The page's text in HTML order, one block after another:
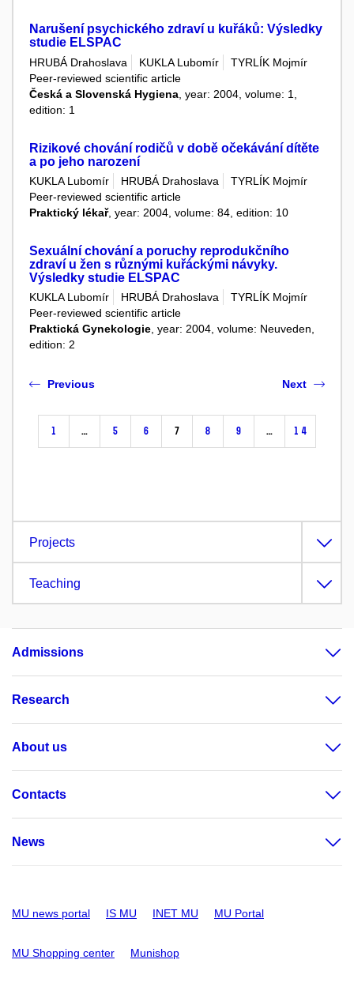
Narušení psychického zdraví u kuřáků: Výsledky
studie ELSPAC
HRUBÁ Drahoslava KUKLA Lubomír
TYRLÍK Mojmír
Peer-reviewed scientific article
Česká a Slovenská Hygiena , year: 2004, volume: 1,
edition: 1
Rizikové chování rodičů v době očekávání dítěte
a po jeho narození
KUKLA Lubomír HRUBÁ Drahoslava
TYRLÍK Mojmír
Peer-reviewed scientific article
Praktický lékař, year: 2004, volume: 84, edition: 10
Sexuální chování a poruchy reprodukčního
zdraví u žen s různými kuřáckými návyky.
Výsledky studie ELSPAC
KUKLA Lubomír HRUBÁ Drahoslava
TYRLÍK Mojmír
Peer-reviewed scientific article
Praktická Gynekologie , year: 2004, volume: Neuveden,
edition: 2
Previous
1 … 5 6 7 8 9 … 14
Next
Projects
Teaching
Admissions
Research
About us
Contacts
News
MU news portal IS MU INET MU MU Portal
MU Shopping center Munishop